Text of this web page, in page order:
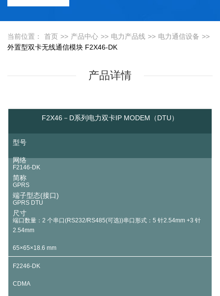
当前位置： 首页 >> 产品中心 >> 电力产品线 >> 电力通信设备 >>
外置型双卡无线通信模块 F2X46-DK
产品详情
F2X46－D系列电力双卡IP MODEM（DTU）
型号
网络
简称
端子型态(接口)
尺寸
F2146-DK
GPRS
GPRS DTU
端口数量：2 个串口(RS232/RS485(可选))串口形式：5 针2.54mm +3 针
2.54mm
65×65×18.6 mm
F2246-DK
CDMA